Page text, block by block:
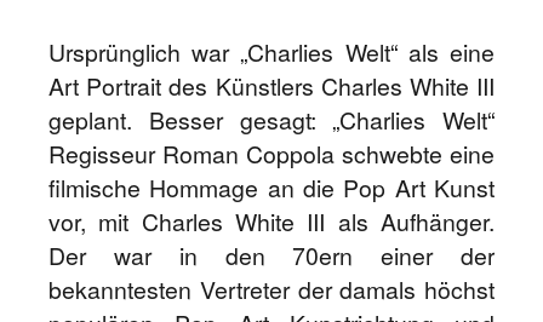
Ursprünglich war „Charlies Welt“ als eine
Art Portrait des Künstlers Charles White III
geplant. Besser gesagt: „Charlies Welt“
Regisseur Roman Coppola schwebte eine
filmische Hommage an die Pop Art Kunst
vor, mit Charles White III als Aufhänger.
Der war in den 70ern einer der
bekanntesten Vertreter der damals höchst